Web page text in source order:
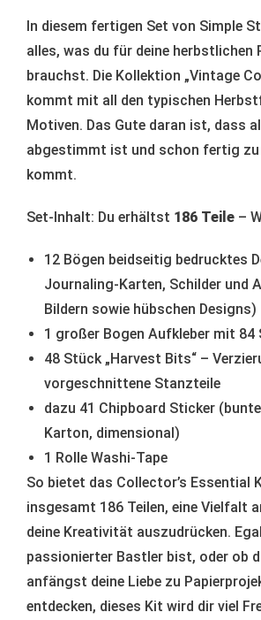
In diesem fertigen Set von Simple
alles, was du für deine herbstlichen
brauchst. Die Kollektion „Vintage
kommt mit all den typischen
Motiven. Das Gute daran ist, dass
abgestimmt ist und schon fertig zu
kommt.
Set-Inhalt: Du erhältst 186 Teile –
12 Bögen beidseitig bedrucktes
Journaling-Karten, Schilder und
Bildern sowie hübschen Designs)
1 großer Bogen Aufkleber mit 84
48 Stück „Harvest Bits“ –
vorgeschnittene Stanzteile
dazu 41 Chipboard Sticker
Karton, dimensional)
1 Rolle Washi-Tape
So bietet das Collector’s Essential
insgesamt 186 Teilen, eine Vielfalt
deine Kreativität auszudrücken.
passionierter Bastler bist, oder ob
anfängst deine Liebe zu
entdecken, dieses Kit wird dir viel